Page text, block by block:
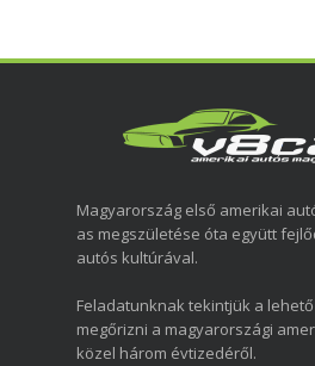
Magyarország első amerikai
as megszületése óta együtt
autós kultúrával.
Feladatunknak tekintjük a
megőrizni a magyarországi
közel három évtizedéről.